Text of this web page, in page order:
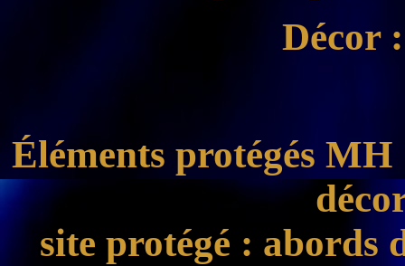
Décor
Éléments protégés
site protégé : abords